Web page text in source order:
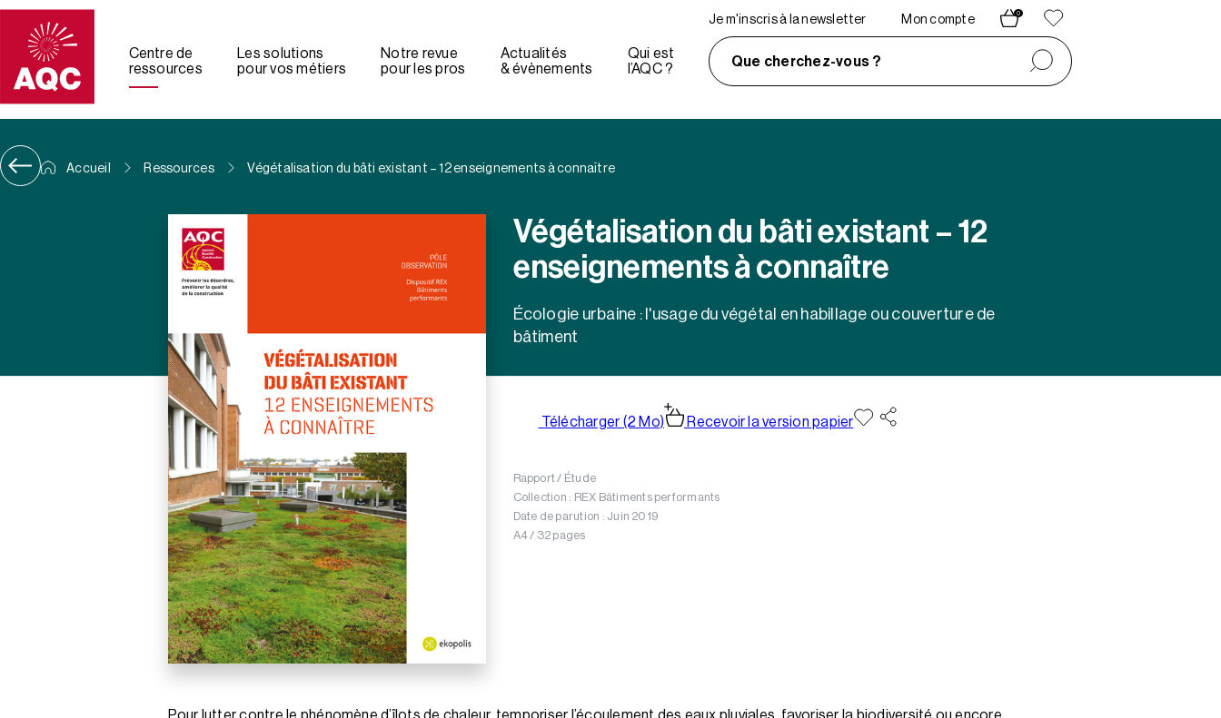
Panneau de gestion des cookies
Centre de
ressources
Les solutions
pour vos métiers
Notre revue
pour les pros
Actualités
& évènements
Qui est
l’AQC ?
Je m'inscris à la newsletter Mon compte
0
Que cherchez-vous ?
Accueil Ressources Végétalisation du bâti existant – 12 enseignements à connaître
Végétalisation du bâti existant – 12
enseignements à connaître
Écologie urbaine : l'usage du végétal en habillage ou couverture de
bâtiment
Télécharger (2 Mo) Recevoir la version papier
Rapport / Étude
Collection : REX Bâtiments performants
Date de parution : Juin 2019
A4 / 32 pages